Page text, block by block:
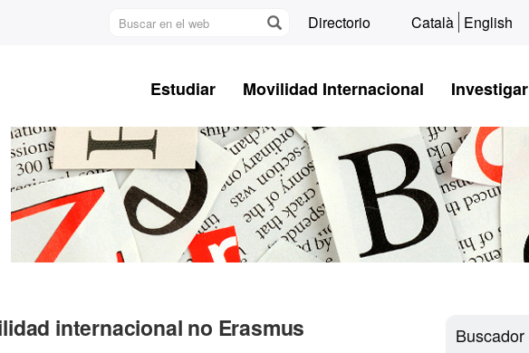
Buscar
Directorio Català English
Estudiar Movilidad Internacional Investigar
internacional no Erasmus